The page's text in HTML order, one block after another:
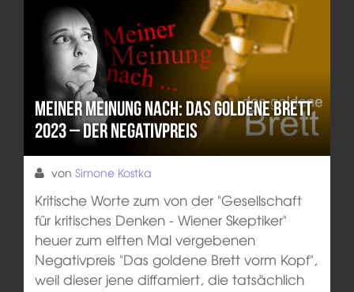
Meiner Meinung nach: Das Goldene Brett
2023 – Der Negativpreis
von Simone Kostka
Kritische Worte zum von der "Gesellschaft
für kritisches Denken - Wiener Skeptiker"
heuer zum elften Mal vergebenen
Negativpreis "Das goldene Brett vorm Kopf",
weil dieser jene diffamiert, die tatsächlich